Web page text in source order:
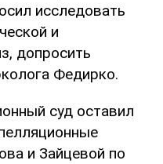
исследовать
и
допросить
Федирко.
суд оставил
и Зайцевой по